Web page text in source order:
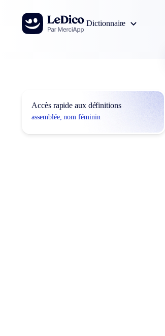
Aller au contenu
Dictionnaire
Accès rapide aux définitions
assemblée, nom féminin